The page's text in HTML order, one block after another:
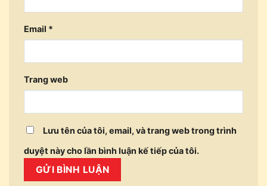
Email *
Trang web
Lưu tên của tôi, email, và trang web trong trình
duyệt này cho lần bình luận kế tiếp của tôi.